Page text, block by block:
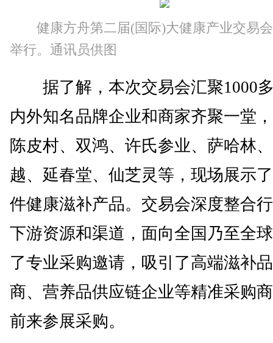
健康方舟第二届(国际)大健康产业交易
举行。通讯员供图
据了解，本次交易会汇聚1000
内外知名品牌企业和商家齐聚一堂
陈皮村、双鸿、许氏参业、萨哈林
越、延春堂、仙芝灵等，现场展示
件健康滋补产品。交易会深度整合
下游资源和渠道，面向全国乃至全
了专业采购邀请，吸引了高端滋补
商、营养品供应链企业等精准采购
前来参展采购。